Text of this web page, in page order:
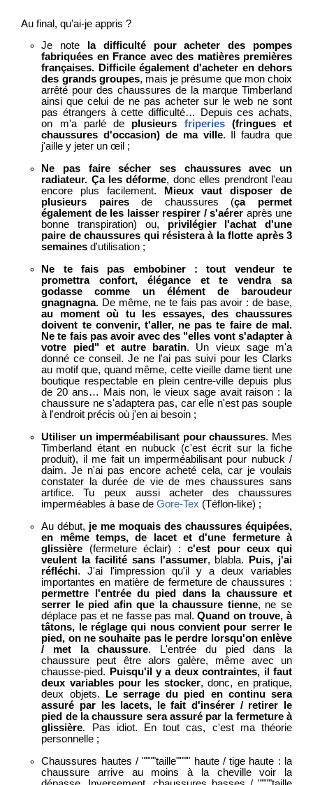
Au final, qu'ai-je appris ?
Je note
la difficulté pour acheter des pompes
fabriquées en France avec des matières premières
françaises. Difficile également d'acheter en dehors
des grands groupes, mais je présume que mon choix
arrêté pour des chaussures de la marque Timberland
ainsi que celui de ne pas acheter sur le web ne sont
pas étrangers à cette difficulté… Depuis ces achats,
on m'a parlé de plusieurs friperies(fringues et
chaussures d'occasion) de ma ville. Il faudra que
j'aille y jeter un œil ;
Ne pas faire sécher ses chaussures avec un
radiateur. Ça les déforme, donc elles prendront l'eau
encore plus facilement.
Mieux vaut disposer de
plusieurs pairesde chaussures (ça permet
également de les laisser respirer / s'aérer après une
bonne transpiration) ou, privilégier l'achat d'une
paire de chaussures qui résistera à la flotte après 3
semaines d'utilisation ;
Ne te fais pas embobiner : tout vendeur te
promettra confort, élégance et te vendra sa
godasse comme un élément de baroudeur
gnagnagna. De même, ne te fais pas avoir : de base,
au moment où tu les essayes, des chaussures
doivent te convenir, t'aller, ne pas te faire de mal.
Ne te fais pas avoir avec des "elles vont s'adapter à
votre pied" et autre baratin. Un vieux sage m'a
donné ce conseil. Je ne l'ai pas suivi pour les Clarks
au motif que, quand même, cette vieille dame tient une
boutique respectable en plein centre-ville depuis plus
de 20 ans… Mais non, le vieux sage avait raison : la
chaussure ne s'adaptera pas, car elle n'est pas souple
à l'endroit précis où j'en ai besoin ;
Utiliser un imperméabilisant pour chaussures. Mes
Timberland étant en nubuck (c'est écrit sur la fiche
produit), il me fait un imperméabilisant pour nubuck /
daim. Je n'ai pas encore acheté cela, car je voulais
constater la durée de vie de mes chaussures sans
artifice. Tu peux aussi acheter des chaussures
imperméables à base deGore-Tex (Téflon-like) ;
Au début, je me moquais des chaussures équipées,
en même temps, de lacet et d'une fermeture à
glissière (fermeture éclair) :c'est pour ceux qui
veulent la facilité sans l'assumer, blabla.
Puis, j'ai
réfléchi. J'ai l'impression qu'il y a deux variables
importantes en matière de fermeture de chaussures :
permettre l'entrée du pied dans la chaussure et
serrer le pied afin que la chaussure tienne, ne se
déplace pas et ne fasse pas mal.Quand on trouve, à
tâtons, le réglage qui nous convient pour serrer le
pied, on ne souhaite pas le perdre lorsqu'on enlève
/ met la chaussure. L'entrée du pied dans la
chaussure peut être alors galère, même avec un
chausse-pied.
Puisqu'il y a deux contraintes, il faut
deux variables pour les stocker, donc, en pratique,
deux objets.
Le serrage du pied en continu sera
assuré par les lacets, le fait d'insérer / retirer le
pied de la chaussure sera assuré par la fermeture à
glissière. Pas idiot. En tout cas, c'est ma théorie
personnelle ;
Chaussures hautes / """"taille"""" haute / tige haute : la
chaussure arrive au moins à la cheville voir la